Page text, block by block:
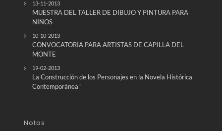
13-11-2013
MUESTRA DEL TALLER DE DIBUJO Y PINTURA PARA
NIÑOS
10-10-2013
CONVOCATORIA PARA ARTISTAS DE CAPILLA DEL
MONTE
19-02-2013
La Construcción de los Personajes en la Novela Histórica
Contemporánea"
Notas